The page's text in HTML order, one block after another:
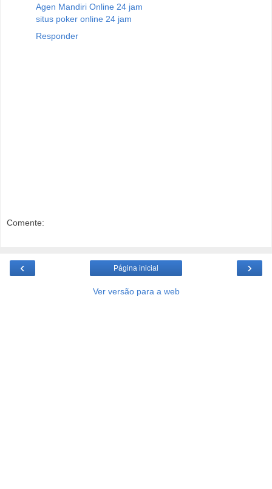
Agen Mandiri Online 24 jam
situs poker online 24 jam
Responder
Comente:
‹ ›
Página inicial
Ver versão para a web